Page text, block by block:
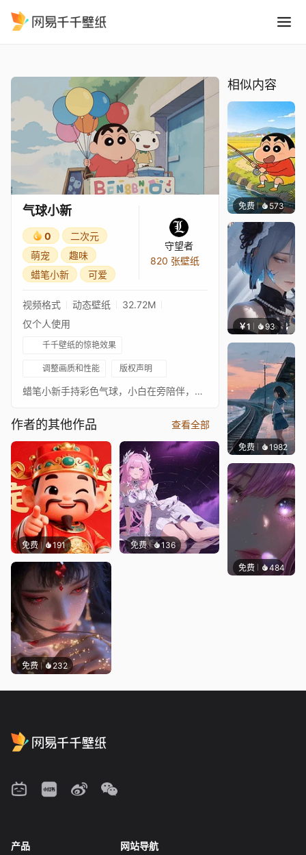
气球小新
0
二次元
萌宠
趣味
蜡笔小新
可爱
守望者
820 张壁纸
视频格式 动态壁纸
32.72M
仅个人使用
千千壁纸的惊艳效果
调整画质和性能 版权声明
蜡笔小新手持彩色气球，小白在旁陪伴，画面清新治愈，童趣满满
作者的其他作品 查看全部
免费 191 免费 136
免费 232
相似内容
免费 573好看
￥1 93 辰东
免费 1982辰东
免费 484辰东
产品 网站导航